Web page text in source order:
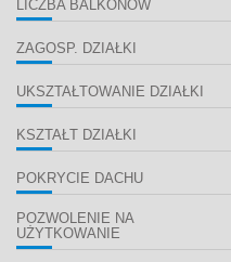
LICZBA BALKONÓW
ZAGOSP. DZIAŁKI
UKSZTAŁTOWANIE DZIAŁKI
KSZTAŁT DZIAŁKI
POKRYCIE DACHU
POZWOLENIE NA
UŻYTKOWANIE